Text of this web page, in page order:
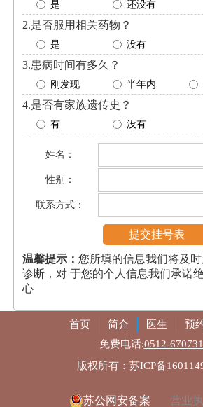
是 还没有
2.是否服用相关药物？
是 没有
3.患病时间有多久？
刚发现 半年内
4.是否有家族遗传史？
有 没有
姓名：
性别：
联系方式：
温馨提示：您所填的信息我们将及
诊断，对 于您的个人信息我们承诺
心
首页 简介 医生 预
免费电话:0512-
版权所有：苏ICP备
苏公网安备案 营业